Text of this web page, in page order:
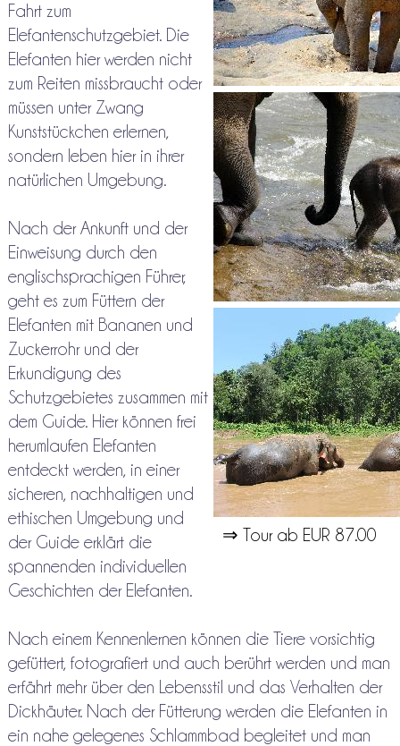
⇒ Tour ab EUR 87.00
Fahrt zum
Elefantenschutzgebiet. Die
Elefanten hier werden nicht
zum Reiten missbraucht oder
müssen unter Zwang
Kunststückchen erlernen,
sondern leben hier in ihrer
natürlichen Umgebung.
Nach der Ankunft und der
Einweisung durch den
englischsprachigen Führer,
geht es zum Füttern der
Elefanten mit Bananen und
Zuckerrohr und der
Erkundigung des
Schutzgebietes zusammen mit
dem Guide. Hier können frei
herumlaufen Elefanten
entdeckt werden, in einer
sicheren, nachhaltigen und
ethischen Umgebung und
der Guide erklärt die
spannenden individuellen
Geschichten der Elefanten.
Nach einem Kennenlernen können die Tiere vorsichtig
gefüttert, fotografiert und auch berührt werden und man
erfährt mehr über den Lebensstil und das Verhalten der
Dickhäuter. Nach der Fütterung werden die Elefanten in
ein nahe gelegenes Schlammbad begleitet und man